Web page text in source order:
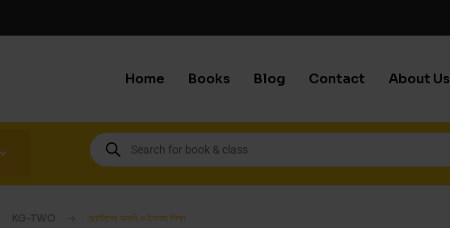
Home Books Blog Contact About Us
KG-TWO ছোটোদের আরবি ও ইসলাম শিক্ষা